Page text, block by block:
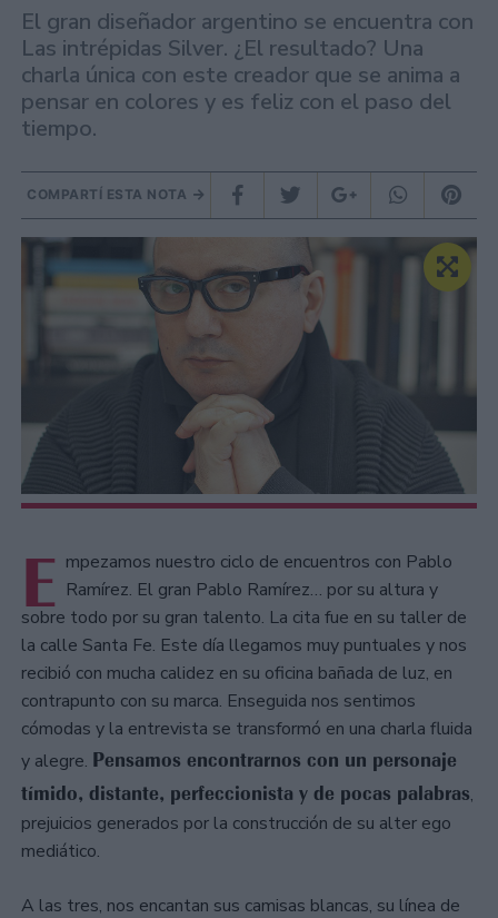
El gran diseñador argentino se encuentra con
Las intrépidas Silver. ¿El resultado? Una
charla única con este creador que se anima a
pensar en colores y es feliz con el paso del
tiempo.
COMPARTÍ ESTA NOTA
E mpezamos nuestro ciclo de encuentros con Pablo
Ramírez. El gran Pablo Ramírez… por su altura y
sobre todo por su gran talento. La cita fue en su taller de
la calle Santa Fe. Este día llegamos muy puntuales y nos
recibió con mucha calidez en su oficina bañada de luz, en
contrapunto con su marca. Enseguida nos sentimos
cómodas y la entrevista se transformó en una charla fluida
y alegre. Pensamos encontrarnos con un personaje
tímido, distante, perfeccionista y de pocas palabras,
prejuicios generados por la construcción de su alter ego
mediático.
A las tres, nos encantan sus camisas blancas, su línea de